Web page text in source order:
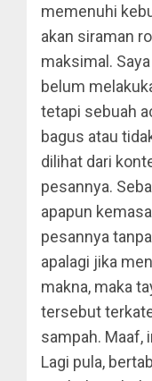
memenuhi
akan siraman
maksimal.
belum
tetapi sebuah
bagus atau
dilihat dari
pesannya.
apapun
pesannya
apalagi jika
makna, maka
tersebut
sampah. Maaf,
Lagi pula,